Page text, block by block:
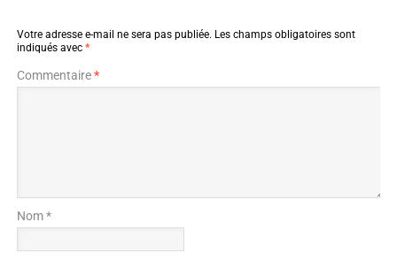
Votre adresse e-mail ne sera pas publiée. Les champs obligatoires sont
indiqués avec *
Commentaire*
Nom *